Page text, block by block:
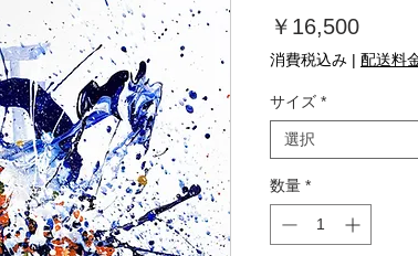
￥16,500価
格
消費税込み | 配送料
サイズ *
選択
数量 *